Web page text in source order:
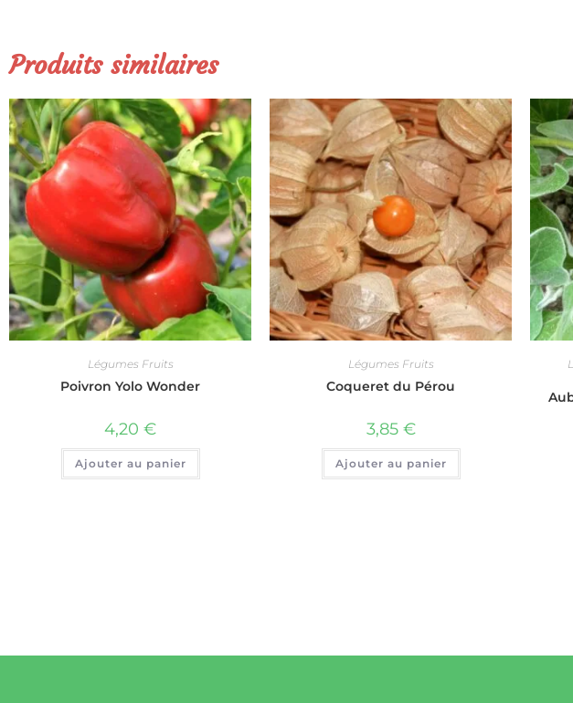
Produits similaires
Légumes Fruits
Poivron Yolo Wonder
4,20 €
Ajouter au panier
Légumes Fruits
Coqueret du Pérou
3,85 €
Ajouter au panier